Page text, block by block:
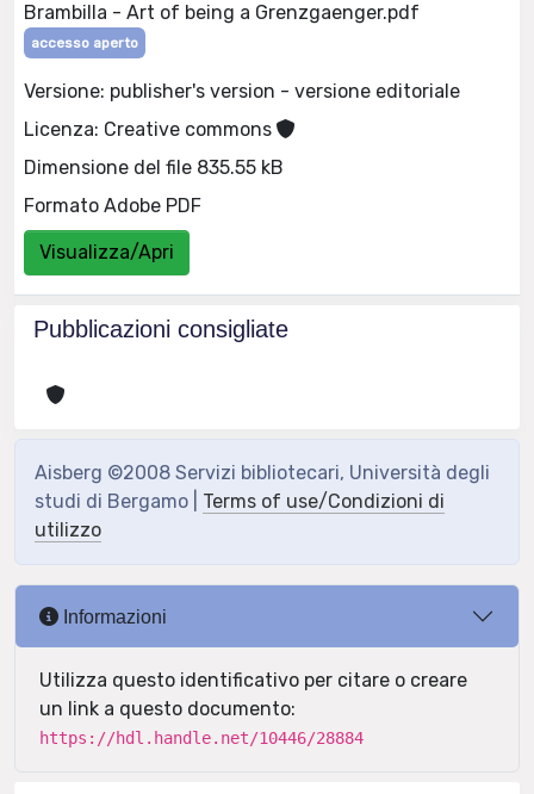
Brambilla - Art of being a Grenzgaenger.pdf
accesso aperto
Versione: publisher's version - versione editoriale
Licenza: Creative commons
Dimensione del file 835.55 kB
Formato Adobe PDF
Visualizza/Apri
Pubblicazioni consigliate
Aisberg ©2008 Servizi bibliotecari, Università degli
studi di Bergamo | Terms of use/Condizioni di
utilizzo
Informazioni
Utilizza questo identificativo per citare o creare
un link a questo documento:
https://hdl.handle.net/10446/28884